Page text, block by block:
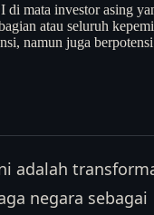
mata investor asing
atau seluruh
namun juga
adalah
negara sebagai